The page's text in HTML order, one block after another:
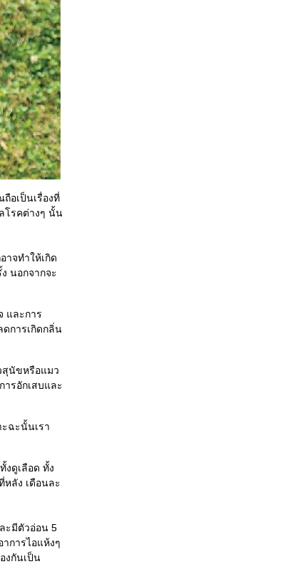
อเป็นเรื่องที่
โรคต่างๆ นั้น
าจทำให้เกิด
นอกจากจะ
และการ
การเกิดกลิ่น
สุนัขหรือแมว
รอักเสบและ
ฉะนั้นเรา
งดูเลือด ทั้ง
หลัง เดือนละ
ะมีตัวอ่อน 5
การไอแห้งๆ
งกันเป็น